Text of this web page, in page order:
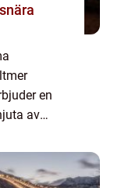
en
av
hemma